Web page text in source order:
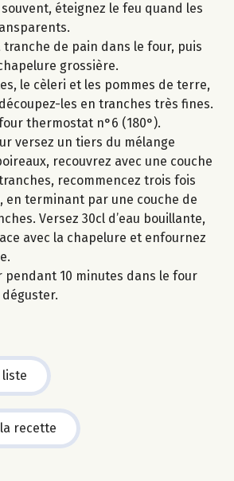
éteignez le feu quand les
tranche de pain dans le four, puis
grossière.
le cèleri et les pommes de terre,
les en tranches très fines.
thermostat n°6 (180°).
versez un tiers du mélange
recouvrez avec une couche
recommencez trois fois
en terminant par une couche de
Versez 30cl d’eau bouillante,
avec la chapelure et enfournez
pendant 10 minutes dans le four
liste
recette